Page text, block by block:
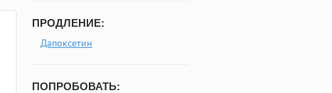
ПРОДЛЕНИЕ:
Дапоксетин
ПОПРОБОВАТЬ: